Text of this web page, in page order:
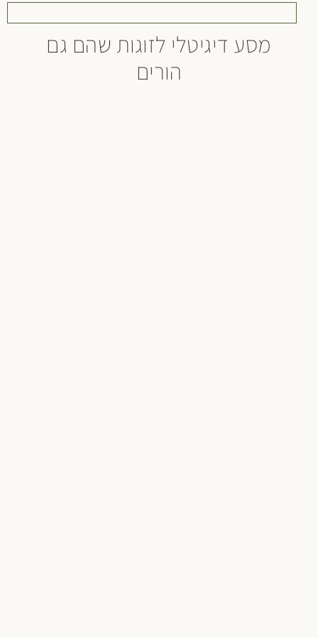
דיגיטלי לזוגות שהם גם